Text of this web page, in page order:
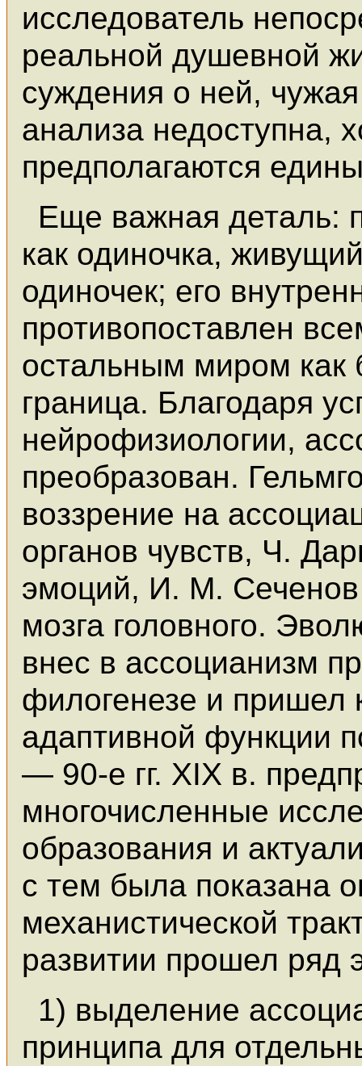
исследователь
реальной душевной
суждения о ней,
анализа недоступна,
предполагаются
Еще важная деталь:
как одиночка,
одиночек; его
противопоставлен
остальным миром как
граница. Благодаря
нейрофизиологии,
преобразован.
воззрение на
органов чувств, Ч.
эмоций, И. М.
мозга головного.
внес в ассоцианизм
филогенезе и пришел
адаптивной функции
— 90-е гг. XIX в.
многочисленные
образования и
с тем была показана
механистической
развитии прошел ряд
1) выделение
принципа для